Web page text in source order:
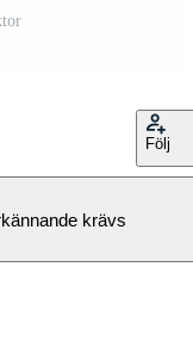
Följ
krävs